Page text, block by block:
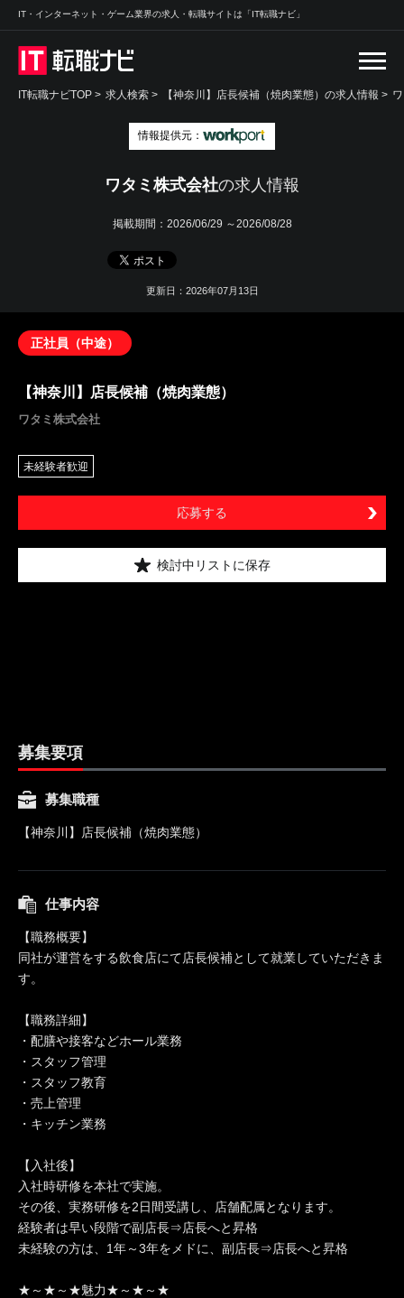
IT・インターネット・ゲーム業界の求人・転職サイトは「IT転職ナビ」
IT転職ナビTOP > 求人検索 > 【神奈川】店長候補（焼肉業態）の求人情報 >
情報提供元：
ワタミ株式会社の求人情報
掲載期間： 2026/06/29 ～2026/08/28
更新日：2026年07月13日
正社員（中途）
【神奈川】店長候補（焼肉業態）
ワタミ株式会社
未経験者歓迎
応募する
検討中リストに保存
募集要項
募集職種
【神奈川】店長候補（焼肉業態）
仕事内容
【職務概要】
同社が運営をする飲食店にて店長候補として就業していただきま
す。
【職務詳細】
・配膳や接客などホール業務
・スタッフ管理
・スタッフ教育
・売上管理
・キッチン業務
【入社後】
入社時研修を本社で実施。
その後、実務研修を2日間受講し、店舗配属となります。
経験者は早い段階で副店長⇒店長へと昇格
未経験の方は、1年～3年をメドに、副店長⇒店長へと昇格
★～★～★魅力★～★～★